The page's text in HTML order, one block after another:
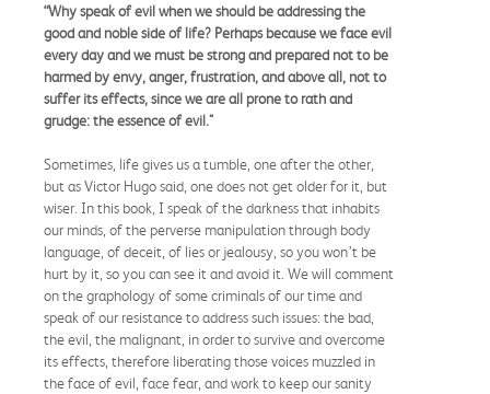
“Why speak of evil when we should be addressing the
good and noble side of life? Perhaps because we face evil
every day and we must be strong and prepared not to be
harmed by envy, anger, frustration, and above all, not to
suffer its effects, since we are all prone to rath and
grudge: the essence of evil."
Sometimes, life gives us a tumble, one after the other,
but as Victor Hugo said, one does not get older for it, but
wiser. In this book, I speak of the darkness that inhabits
our minds, of the perverse manipulation through body
language, of deceit, of lies or jealousy, so you won’t be
hurt by it, so you can see it and avoid it. We will comment
on the graphology of some criminals of our time and
speak of our resistance to address such issues: the bad,
the evil, the malignant, in order to survive and overcome
its effects, therefore liberating those voices muzzled in
the face of evil, face fear, and work to keep our sanity